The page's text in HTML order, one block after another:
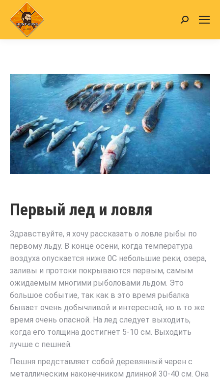
Search:
Первый лед и ловля
Здравствуйте, я хочу рассказать о ловле рыбы по
первому льду. В конце осени, когда температура
воздуха опускается ниже 0С небольшие реки, озера,
заливы и протоки покрываются первым, самым
ожидаемым многими рыболовами льдом. Это
большое событие, так как в это время рыбалка
бывает очень добычливой и интересной, но в то же
время очень опасной. На лед следует выходить,
когда его толщина достигнет 5-10 см. Выходить
лучше с пешней.
Пешня представляет собой деревянный черен с
металлическим наконечником длинной 30-40 см. Она